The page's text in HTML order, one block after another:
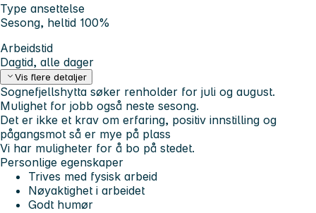
Type ansettelse
Sesong, heltid 100%
Arbeidstid
Dagtid, alle dager
Vis flere detaljer
Sognefjellshytta søker renholder for juli og august.
Mulighet for jobb også neste sesong.
Det er ikke et krav om erfaring, positiv innstilling og
pågangsmot så er mye på plass
Vi har muligheter for å bo på stedet.
Personlige egenskaper
Trives med fysisk arbeid
Nøyaktighet i arbeidet
Godt humør